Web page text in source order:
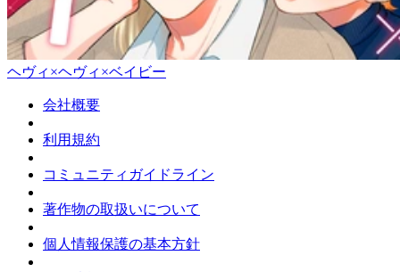
ヘヴィ×ヘヴィ×ベイビー
会社概要
利用規約
コミュニティガイドライン
著作物の取扱いについて
個人情報保護の基本方針